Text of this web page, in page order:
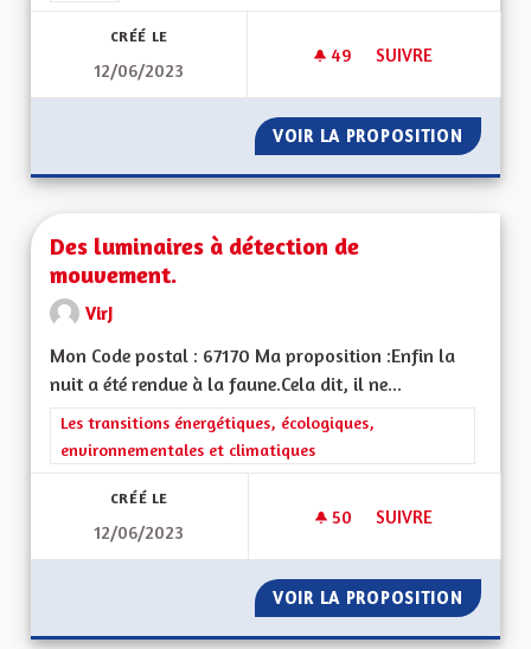
CRÉÉ LE
12/06/2023
49 49 ABONNÉS
SUIVRE
VOIR LA PROPOSITION
Des luminaires à détection de
mouvement.
VirJ
Mon Code postal : 67170 Ma proposition :Enfin la
nuit a été rendue à la faune.Cela dit, il ne...
Filtrer les résultats de la catégorie : Les transitions
Les transitions énergétiques, écologiques,
environnementales et climatiques
CRÉÉ LE
12/06/2023
50 50 ABONNÉS
SUIVRE
VOIR LA PROPOSITION DES